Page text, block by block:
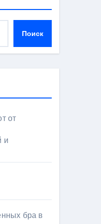
Поиск
от
и
бра в